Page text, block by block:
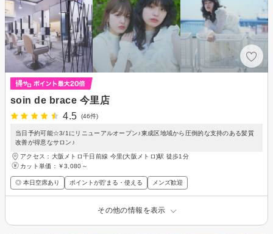
soin de brace 今里店
4.5
(46件)
当日予約可能☆3/1にリニューアルオープン♪東成区地域から圧倒的な支持のある髪質
改善が得意なサロン♪
アクセス：大阪メトロ千日前線 今里(大阪メトロ)駅 徒歩1分
カット単価： ￥3,080～
◎ 本日空席あり ポイントが貯まる・使える メンズ歓迎
その他の情報を表示